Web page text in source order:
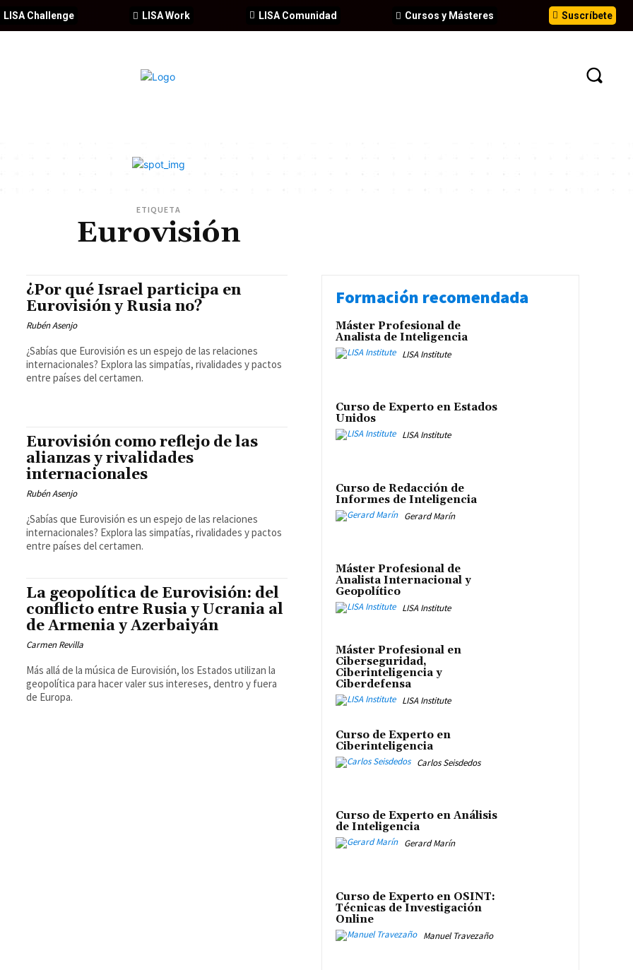
Suscríbete
Cursos y Másteres
LISA Comunidad
LISA Work
LISA Challenge
ETIQUETA
Eurovisión
¿Por qué Israel participa en
Eurovisión y Rusia no?
Rubén Asenjo
¿Sabías que Eurovisión es un espejo de las relaciones
internacionales? Explora las simpatías, rivalidades y pactos
entre países del certamen.
Eurovisión como reflejo de las
alianzas y rivalidades
internacionales
Rubén Asenjo
¿Sabías que Eurovisión es un espejo de las relaciones
internacionales? Explora las simpatías, rivalidades y pactos
entre países del certamen.
La geopolítica de Eurovisión: del
conflicto entre Rusia y Ucrania al
de Armenia y Azerbaiyán
Carmen Revilla
Más allá de la música de Eurovisión, los Estados utilizan la
geopolítica para hacer valer sus intereses, dentro y fuera
de Europa.
Formación recomendada
Máster Profesional de
Analista de Inteligencia
LISA Institute
Curso de Experto en Estados
Unidos
LISA Institute
Curso de Redacción de
Informes de Inteligencia
Gerard Marín
Máster Profesional de
Analista Internacional y
Geopolítico
LISA Institute
Máster Profesional en
Ciberseguridad,
Ciberinteligencia y
Ciberdefensa
LISA Institute
Curso de Experto en
Ciberinteligencia
Carlos Seisdedos
Curso de Experto en Análisis
de Inteligencia
Gerard Marín
Curso de Experto en OSINT:
Técnicas de Investigación
Online
Manuel Travezaño